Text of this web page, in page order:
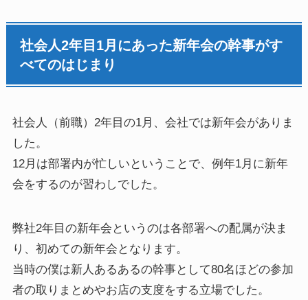
社会人2年目1月にあった新年会の幹事がす
べてのはじまり
社会人（前職）2年目の1月、会社では新年会がありま
した。
12月は部署内が忙しいということで、例年1月に新年
会をするのが習わしでした。
弊社2年目の新年会というのは各部署への配属が決ま
り、初めての新年会となります。
当時の僕は新人あるあるの幹事として80名ほどの参加
者の取りまとめやお店の支度をする立場でした。